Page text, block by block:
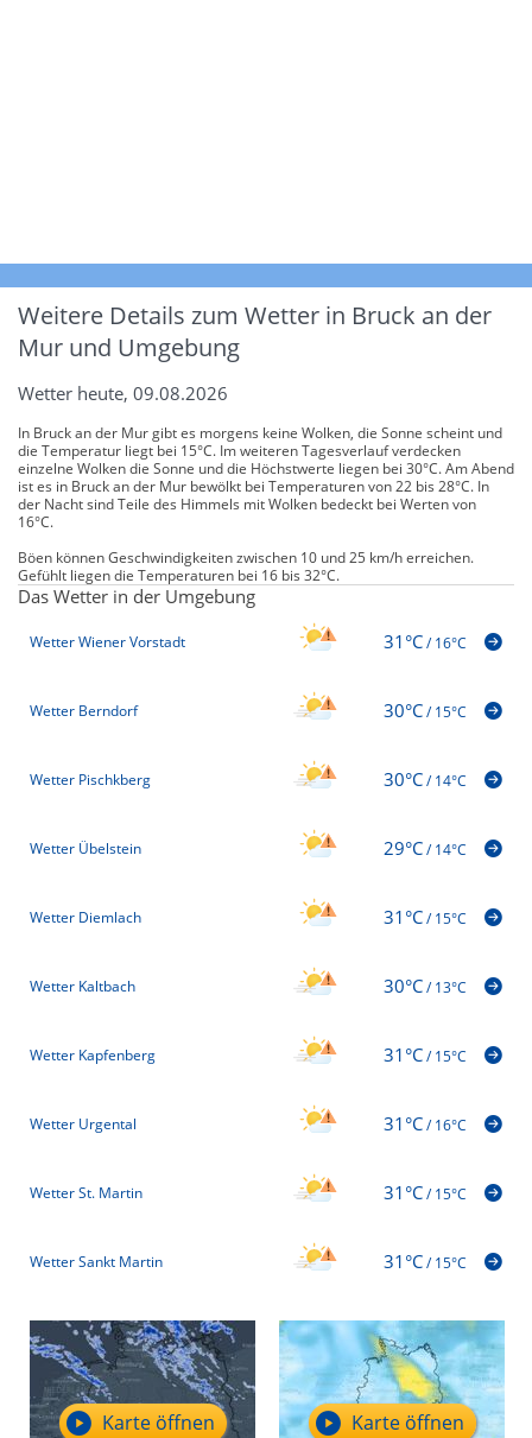
Weitere Details zum Wetter in Bruck an der
Mur und Umgebung
Wetter heute, 09.08.2026
In Bruck an der Mur gibt es morgens keine Wolken, die Sonne scheint und
die Temperatur liegt bei 15°C. Im weiteren Tagesverlauf verdecken
einzelne Wolken die Sonne und die Höchstwerte liegen bei 30°C. Am Abend
ist es in Bruck an der Mur bewölkt bei Temperaturen von 22 bis 28°C. In
der Nacht sind Teile des Himmels mit Wolken bedeckt bei Werten von
16°C.
Böen können Geschwindigkeiten zwischen 10 und 25 km/h erreichen.
Gefühlt liegen die Temperaturen bei 16 bis 32°C.
Das Wetter in der Umgebung
Wetter Wiener Vorstadt 31°C/16°C
Wetter Berndorf 30°C/15°C
Wetter Pischkberg 30°C/14°C
Wetter Übelstein 29°C/14°C
Wetter Diemlach 31°C/15°C
Wetter Kaltbach 30°C/13°C
Wetter Kapfenberg 31°C/15°C
Wetter Urgental 31°C/16°C
Wetter St. Martin 31°C/15°C
Wetter Sankt Martin 31°C/15°C
Karte öffnen Karte öffnen